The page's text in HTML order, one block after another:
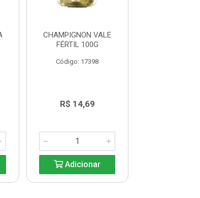
CHAMPIGNON VALE
FÉRTIL 100G
Código: 17398
R$ 14,69
Adicionar